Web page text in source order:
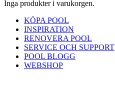
Inga produkter i varukorgen.
KÖPA POOL
INSPIRATION
RENOVERA POOL
SERVICE OCH SUPPORT
POOL BLOGG
WEBSHOP